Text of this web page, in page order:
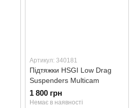
Артикул: 340181
Підтяжки HSGI Low Drag
Suspenders Multicam
1 800 грн
Немає в наявності